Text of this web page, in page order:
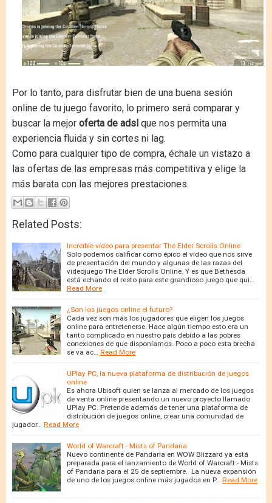
Por lo tanto, para disfrutar bien de una buena sesión
online de tu juego favorito, lo primero será comparar y
buscar la mejor oferta de adsl que nos permita una
experiencia fluida y sin cortes ni lag.
Como para cualquier tipo de compra, échale un vistazo a
las ofertas de las empresas más competitiva y elige la
más barata con las mejores prestaciones.
Related Posts:
Increíble vídeo para presentar The Elder Scrolls Online
Solo podemos calificar como épico el vídeo que nos sirve
de presentación del mundo y algunas de las razas del
videojuego The Elder Scrolls Online. Y es que Bethesda
está echando el resto para este grandioso juego que qui…
Read More
¿Son los juegos online el futuro?
Cada vez son más los jugadores que eligen los juegos
online para entretenerse. Hace algún tiempo esto era un
tanto complicado en nuestro país debido a las pobres
conexiones de que disponíamos. Poco a poco esta brecha
se va ac… Read More
UPlay PC, la nueva plataforma de distribución de juegos
online
Es ahora Ubisoft quien se lanza al mercado de los juegos
de venta online presentando un nuevo proyecto llamado
UPlay PC. Pretende además de tener una plataforma de
distribución de juegos online, crear una comunidad de
jugador… Read More
World of Warcraft - Mists of Pandaria
Nuevo continente de Pandaria en WOW Blizzard ya está
preparada para el lanzamiento de World of Warcraft - Mists
of Pandaria para el 25 de septiembre. La nueva expansión
de uno de los juegos online más jugados en P… Read More